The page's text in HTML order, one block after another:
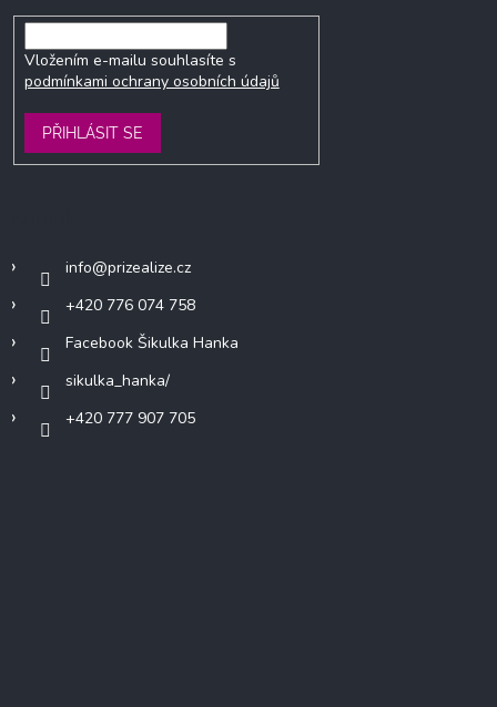
Vložením e-mailu souhlasíte s
podmínkami ochrany osobních údajů
PŘIHLÁSIT SE
info@prizealize.cz
+420 776 074 758
Facebook Šikulka Hanka
sikulka_hanka/
+420 777 907 705